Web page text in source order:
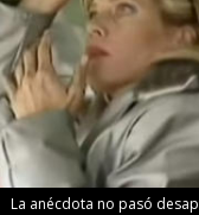
La anécdota no pasó